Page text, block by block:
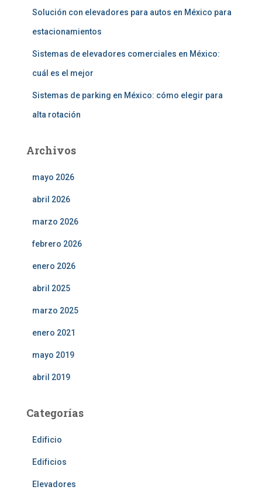
Solución con elevadores para autos en México para
estacionamientos
Sistemas de elevadores comerciales en México:
cuál es el mejor
Sistemas de parking en México: cómo elegir para
alta rotación
Archivos
mayo 2026
abril 2026
marzo 2026
febrero 2026
enero 2026
abril 2025
marzo 2025
enero 2021
mayo 2019
abril 2019
Categorías
Edificio
Edificios
Elevadores